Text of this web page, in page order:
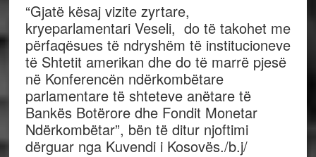
“Gjatë kësaj vizite zyrtare,
kryeparlamentari Veseli, do të takohet me
përfaqësues të ndryshëm të institucioneve
të Shtetit amerikan dhe do të marrë pjesë
në Konferencën ndërkombëtare
parlamentare të shteteve anëtare të
Bankës Botërore dhe Fondit Monetar
Ndërkombëtar”, bën të ditur njoftimi
dërguar nga Kuvendi i Kosovës./b.j/